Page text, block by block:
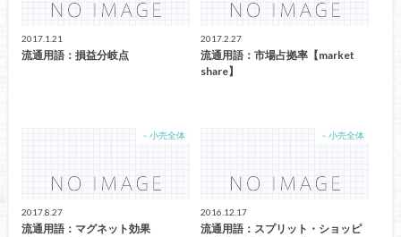
2017.1.21
流通用語：損益分岐点
2017.2.27
流通用語：市場占拠率【market
share】
－小売全体
2017.8.27
流通用語：マグネット効果
－小売全体
2016.12.17
流通用語：スプリット・ショッピ